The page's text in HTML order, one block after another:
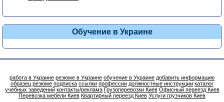
Обучение в Украине
работа в Украине резюме в Украине обучение в Украине добавить информацию
образец резюме подписка ссылки профессии должностные инструкции каталог
учебных заведений контакты/реклама Грузоперевозки Киев Офисный переезд Киев
Перевозка мебели Киев Квартирный переезд Киев Услуги грузчиков Киев